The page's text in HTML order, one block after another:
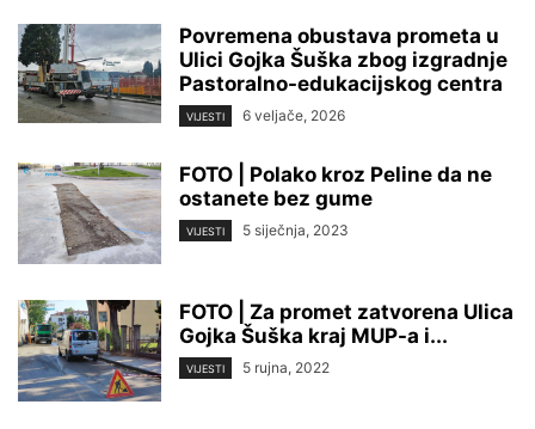
Povremena obustava prometa u
Ulici Gojka Šuška zbog izgradnje
Pastoralno-edukacijskog centra
VIJESTI 6 veljače, 2026
FOTO | Polako kroz Peline da ne
ostanete bez gume
VIJESTI 5 siječnja, 2023
FOTO | Za promet zatvorena Ulica
Gojka Šuška kraj MUP-a i...
VIJESTI 5 rujna, 2022